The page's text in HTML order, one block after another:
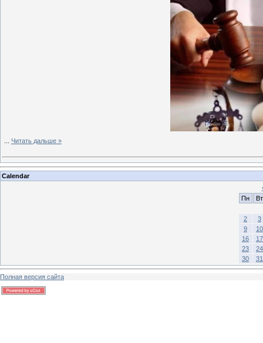
Читать дальше »
Calendar
Пн
Вт
2
3
9
10
16
17
23
24
30
31
Полная версия сайта